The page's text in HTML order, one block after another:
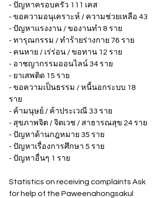
- ปัญหาครอบครัว 111 เคส
- ขอความอนุเคราะห์ / ความช่วยเหลือ 43
- ปัญหาแรงงาน / ของานทำ 8 ราย
- ทารุณกรรม / ทำร้ายร่างกาย 76 ราย
- คนหาย / เร่ร่อน / ขอทาน 12 ราย
- อาชญากรรมออนไลน์ 34 ราย
- ยาเสพติด 15 ราย
- ขอความเป็นธรรม / หนี้นอกระบบ 18
ราย
- ค้ามนุษย์ / ค้าประเวณี 33 ราย
- สุขภาพจิต / จิตเวช / สาธารณสุข 24 ราย
- ปัญหาด้านกฎหมาย 35 ราย
- ปัญหาเรื่องการศึกษา 5 ราย
- ปัญหาอื่นๆ 1 ราย
Statistics on receiving complaints Ask
for help of the Paweenahongsakul